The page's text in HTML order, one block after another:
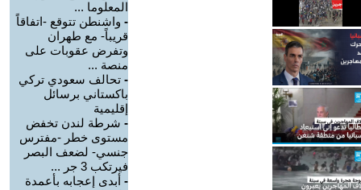
المعلوما ...
- واشنطن تتوقع -اتفاقاً
قريباً- مع طهران
وتفرض عقوبات على
منصة ...
- تحالف سعودي تركي
باكستاني برسائل
إقليمية
- شرطة لندن تخفض
مستوى خطر -مفترس
جنسي- لضعف البصر
فيرتكب 3 جر ...
- أبدى إعجابه بأعمدة